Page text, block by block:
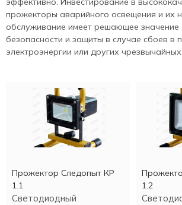
прожекторы аварийного освещения и их
обслуживание имеет решающее значение
безопасности и защиты в случае сбоев в
электроэнергии или других чрезвычайных
Прожектор Следопыт КР
1.1
Светодиодный
1.2